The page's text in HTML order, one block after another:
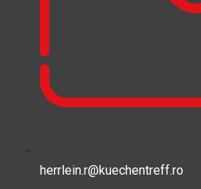
herrlein.r@kuechentreff.ro